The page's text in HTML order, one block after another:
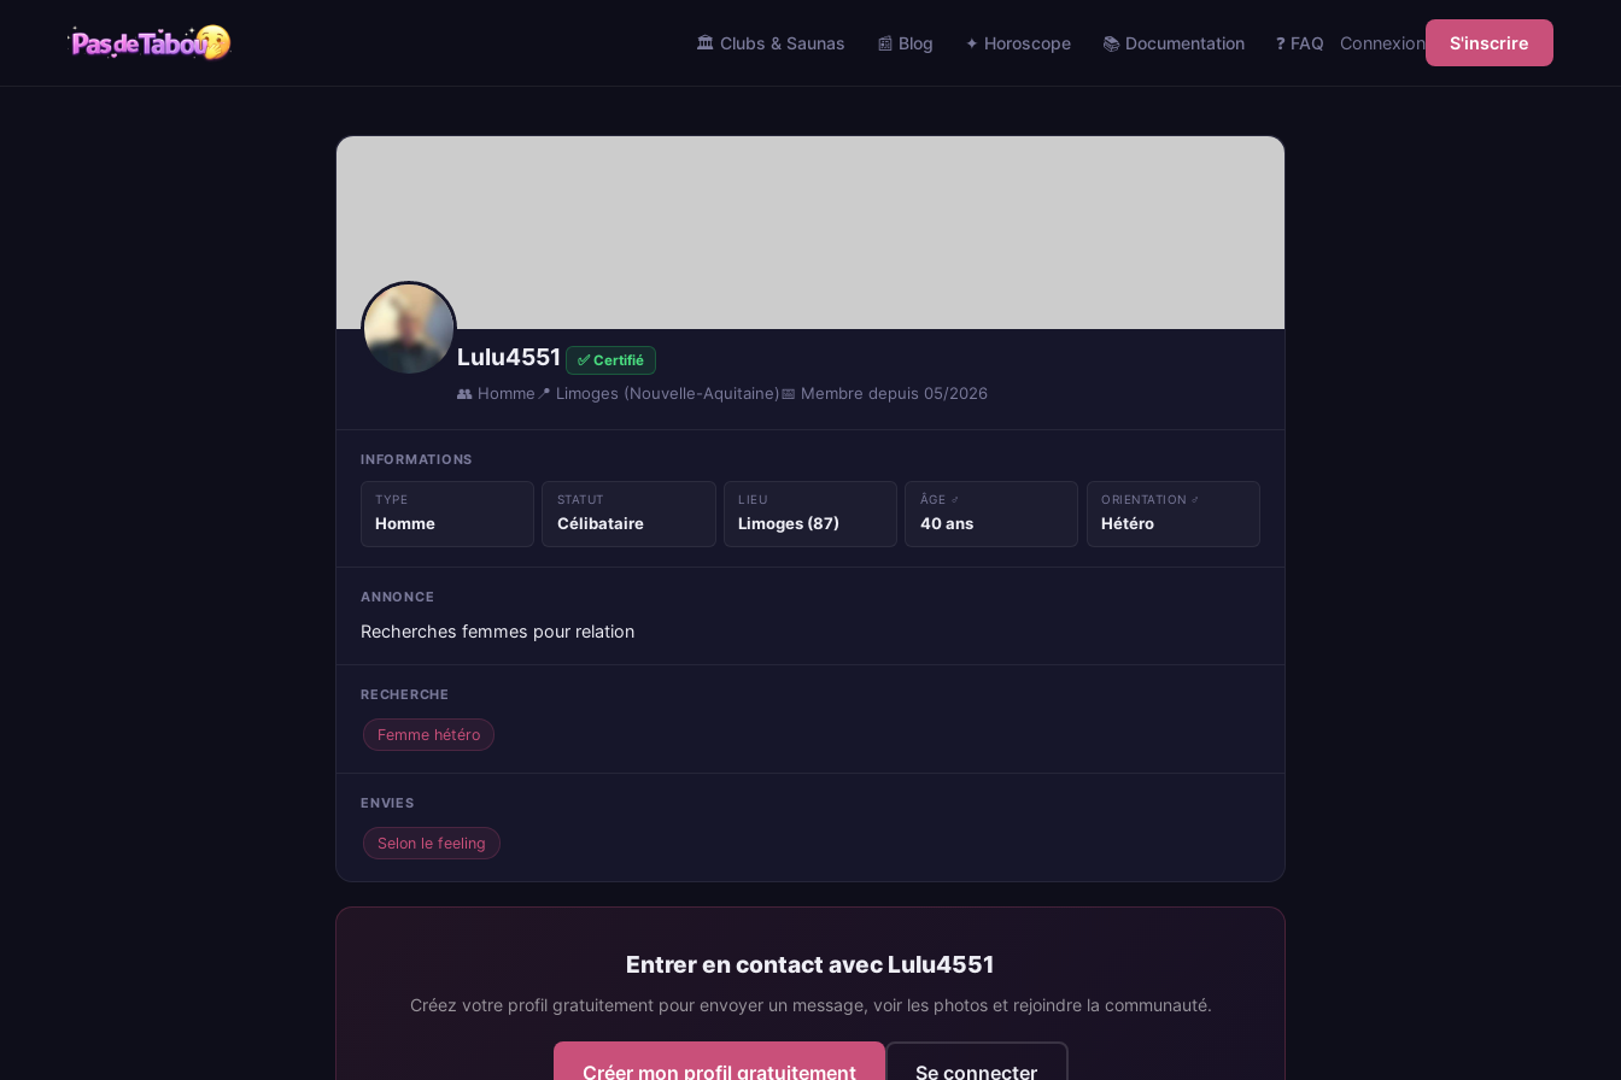
🏛️ Clubs & Saunas 📰 Blog ✦ Horoscope 📚 Documentation ❓ FAQ Connexion S'inscrire
Lulu4551 ✅ Certifié
👥 Homme 📍 Limoges (Nouvelle-Aquitaine)📅 Membre depuis 05/2026
INFORMATIONS
TYPE
Homme
STATUT
Célibataire
LIEU
Limoges (87)
ÂGE ♂
40 ans
ORIENTATION ♂
Hétéro
ANNONCE
Recherches femmes pour relation
RECHERCHE
Femme hétéro
ENVIES
Selon le feeling
Entrer en contact avec Lulu4551
Créez votre profil gratuitement pour envoyer un message, voir les photos et rejoindre la communauté.
Créer mon profil gratuitement Se connecter